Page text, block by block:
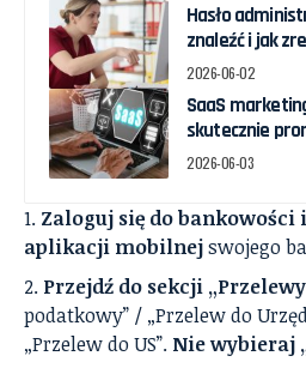
Hasło
znaleźć i jak
2026-06-02
SaaS
skutecznie
2026-06-03
Zaloguj się do
aplikacji mobilnejswojego
Przejdź do sekcji
podatkowy” / „Przelew do
„Przelew do US”. Nie wybieraj